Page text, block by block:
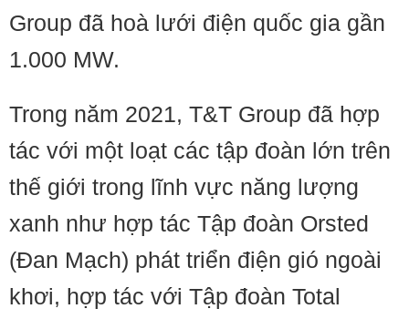
Group đã hoà lưới điện quốc gia gần
1.000 MW.
Trong năm 2021, T&T Group đã hợp
tác với một loạt các tập đoàn lớn trên
thế giới trong lĩnh vực năng lượng
xanh như hợp tác Tập đoàn Orsted
(Đan Mạch) phát triển điện gió ngoài
khơi, hợp tác với Tập đoàn Total